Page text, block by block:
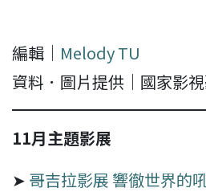
編輯｜ Melody TU
資料．圖片提供｜國家影
11月主題影展
➤ 哥吉拉影展 響徹世界的